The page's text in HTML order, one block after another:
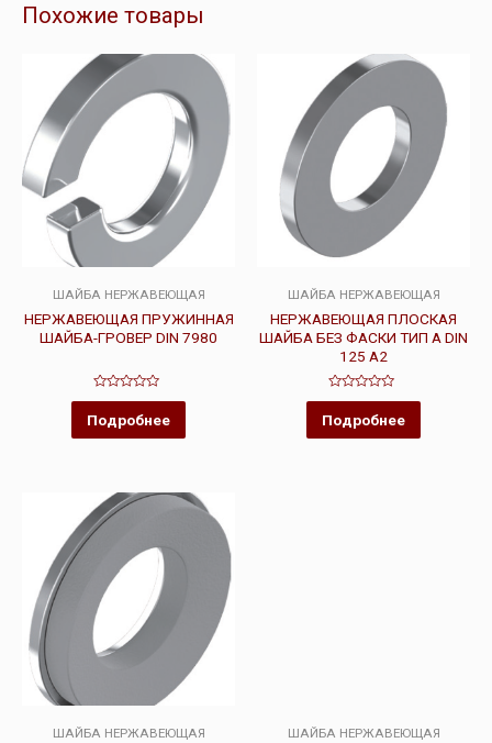
Похожие товары
ШАЙБА НЕРЖАВЕЮЩАЯ
НЕРЖАВЕЮЩАЯ ПРУЖИННАЯ
ШАЙБА-ГРОВЕР DIN 7980
Оценка
из
5
Подробнее
ШАЙБА НЕРЖАВЕЮЩАЯ
НЕРЖАВЕЮЩАЯ ПЛОСКАЯ
ШАЙБА БЕЗ ФАСКИ ТИП А DIN
125 А2
Оценка
из
5
Подробнее
ШАЙБА НЕРЖАВЕЮЩАЯ ШАЙБА НЕРЖАВЕЮЩАЯ